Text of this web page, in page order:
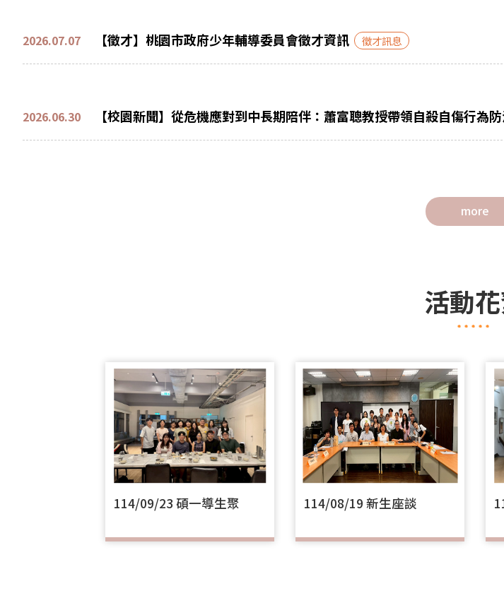
2026.07.07 【徵才】桃園市政府少年輔導委員會徵才資訊 徵才訊息
2026.06.30 【校園新聞】從危機應對到中長期陪伴：蕭富聰教授帶領自殺自傷行為
more
活動
114/09/23 碩一導生聚 114/08/19 新生座談